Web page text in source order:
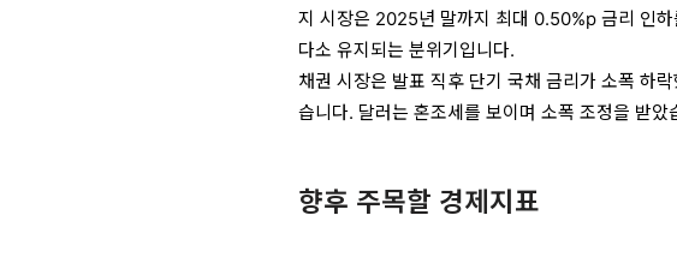
지 시장은 2025년 말까지 최대 0.50%p 금리 인
다소 유지되는 분위기입니다.
채권 시장은 발표 직후 단기 국채 금리가 소폭 하
습니다. 달러는 혼조세를 보이며 소폭 조정을 받았
향후 주목할 경제지표